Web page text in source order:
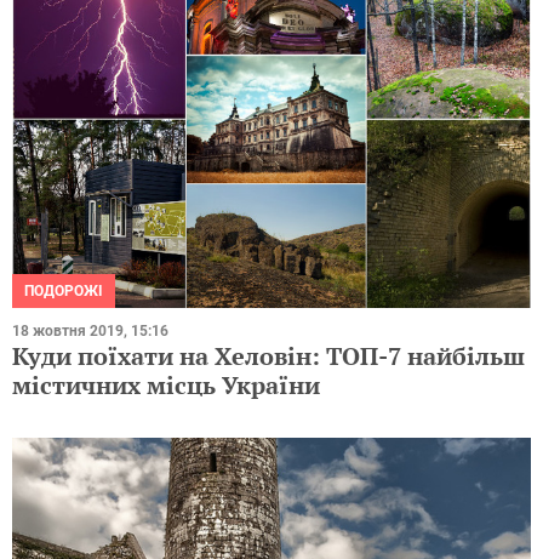
ПОДОРОЖІ
18 жовтня 2019, 15:16
Куди поїхати на Хеловін: ТОП-7 найбільш
містичних місць України